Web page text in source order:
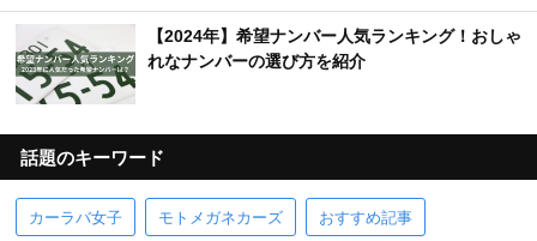
【2024年】希望ナンバー人気ランキング！おしゃ
れなナンバーの選び方を紹介
話題のキーワード
カーラバ女子 モトメガネカーズ おすすめ記事